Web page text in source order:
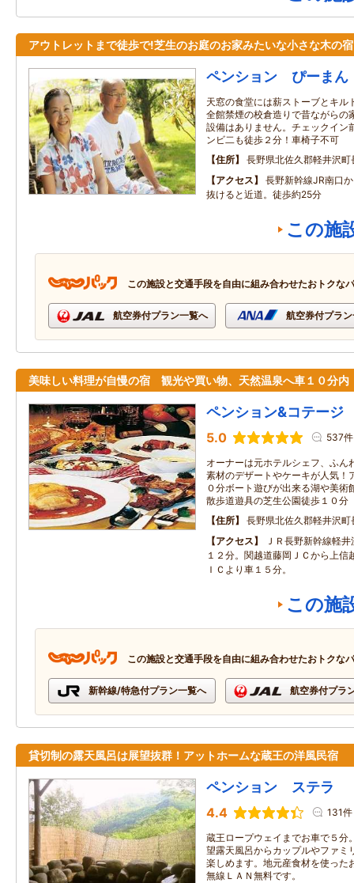
アウトレットまで徒歩で!芝生のお庭のお家みたいな小さな木の
ペンション ぴーまん
天窓の食堂には薪ストーブとキル
全館禁煙の校倉造りで昔ながらの
設備はありません。チェックイン
ンビ二も徒歩２分！車椅子不可
住所
長野県北佐久郡軽井沢
アクセス
長野新幹線JR南口
抜けると近道。徒歩約25分
この施
この施設と交通手段を自由に組み合わせたおトクな
航空券付プラン一覧へ 航空券付プラ
美味しい料理が自慢の宿 観光や買い物、天然温泉へ車１０分内
ペンション&コテー
5.0 537件
オーナーは元ホテルシェフ、ふん
素材のデザートやケーキが人気！
０分ボート遊びが出来る湖や美術
散歩道遊具の芝生公園徒歩１０分
住所
長野県北佐久郡軽井沢
アクセス
ＪＲ長野新幹線軽
１２分。関越道藤岡ＪＣから上信
ＩＣより車１５分。
この施
この施設と交通手段を自由に組み合わせたおトクな
新幹線/特急付プラン一覧へ 航空券付プラ
貸切制の露天風呂は展望抜群！アットホームな蔵王の洋風民宿
ペンション ステラ
4.4 131件
蔵王ロープウェイまでお車で５分
望露天風呂からカップルやファミ
楽しめます。地元産食材を使った
無線ＬＡＮ無料です。